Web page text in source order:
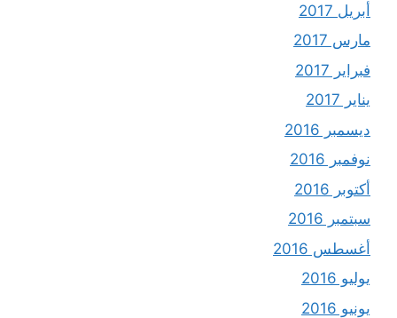
أبريل 2017
مارس 2017
فبراير 2017
يناير 2017
ديسمبر 2016
نوفمبر 2016
أكتوبر 2016
سبتمبر 2016
أغسطس 2016
يوليو 2016
يونيو 2016